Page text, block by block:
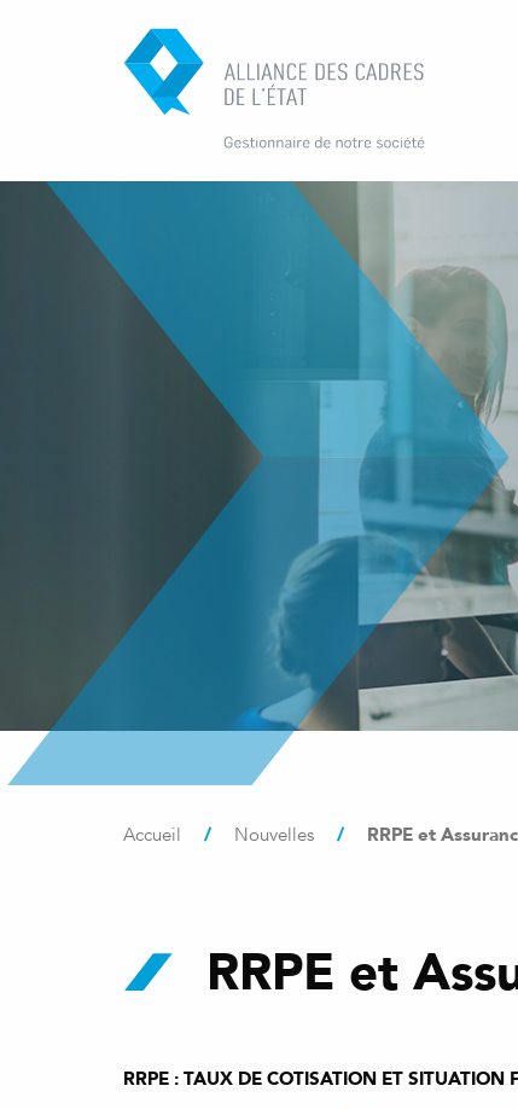
Accueil / Nouvelles / RRPE et
RRPE et
RRPE : TAUX DE COTISATION ET SITUATION